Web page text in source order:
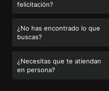
felicitación?
¿No has encontrado lo que
buscas?
¿Necesitas que te atiendan
en persona?